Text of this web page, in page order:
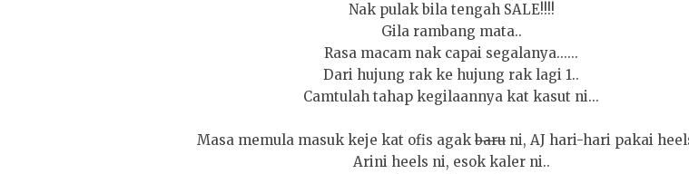
Nak pulak bila tengah SALE!!!!
Gila rambang mata..
Rasa macam nak capai segalanya......
Dari hujung rak ke hujung rak lagi 1..
Camtulah tahap kegilaannya kat kasut ni...
Masa memula masuk keje kat ofis agakbaru ni, AJ hari-hari pakai
Arini heels ni, esok kaler ni..